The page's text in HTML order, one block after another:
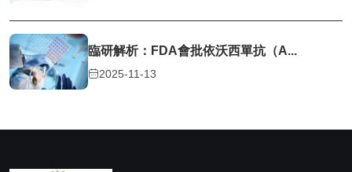
臨研解析：FDA會批依沃西單抗（A...
2025-11-13